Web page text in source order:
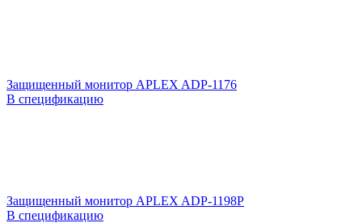
Защищенный монитор APLEX ADP-1176
В спецификацию
Защищенный монитор APLEX ADP-1198P
В спецификацию